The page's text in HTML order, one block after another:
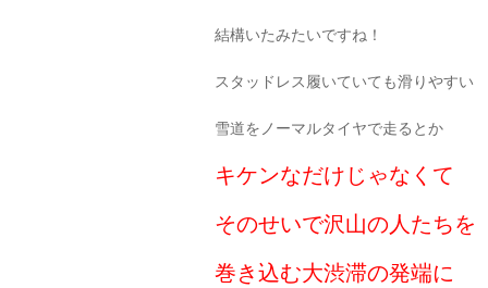
結構いたみたいですね！
スタッドレス履いていても滑りやすい
雪道をノーマルタイヤで走るとか
キケンなだけじゃなくて
そのせいで沢山の人たちを
巻き込む大渋滞の発端に